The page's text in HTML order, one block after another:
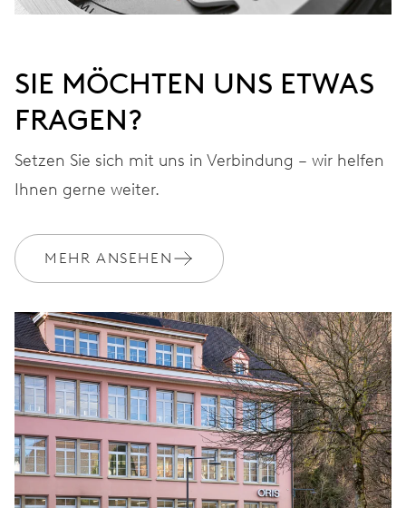
SIE MÖCHTEN UNS ETWAS
FRAGEN?
Setzen Sie sich mit uns in Verbindung – wir helfen
Ihnen gerne weiter.
MEHR ANSEHEN